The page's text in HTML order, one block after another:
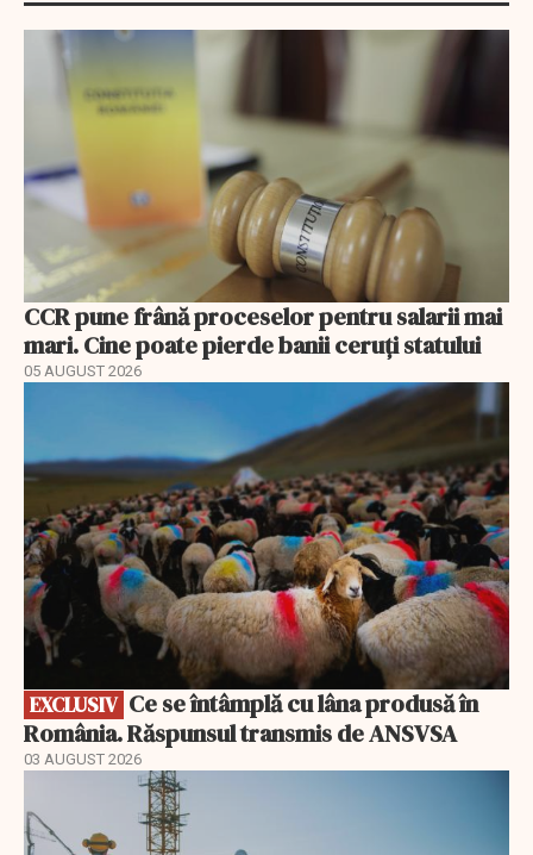
CCR pune frână proceselor pentru salarii mai
mari. Cine poate pierde banii ceruți statului
05 AUGUST 2026
EXCLUSIV
România. Răspunsul transmis de ANSVSA
03 AUGUST 2026